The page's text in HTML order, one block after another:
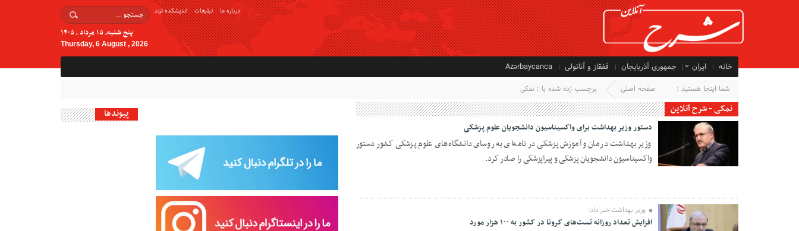
اندیشکده ترند تبلیغات درباره ما
پنج شنبه, ۱۵ مرداد , ۱۴۰۵
Thursday, 6 August , 2026
خانه ایران جمهوری آذربایجان قفقاز و آناتولی Azərbaycanca
شما اینجا هستید : صفحه اصلی برچسب زده شده با : نمکی
نمکی - شرح آنلاین
09 مه 2021
دستور وزیر بهداشت برای واکسیناسیون دانشجویان علوم پزشکی
وزیر بهداشت درمان و آموزش پزشکی در نامه‌ای به روسای دانشگاه‌های علوم پزشکی کشور دستور
واکسیناسیون دانشجویان پزشکی و پیراپزشکی را صادر کرد.
وزیر بهداشت خبر داد؛
افزایش تعداد روزانه تست‌های کرونا در کشور به ۱۰۰ هزار مورد
پیوندها